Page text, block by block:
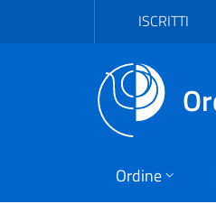
Vai al contenuto principale
ISCRITTI
Ordine